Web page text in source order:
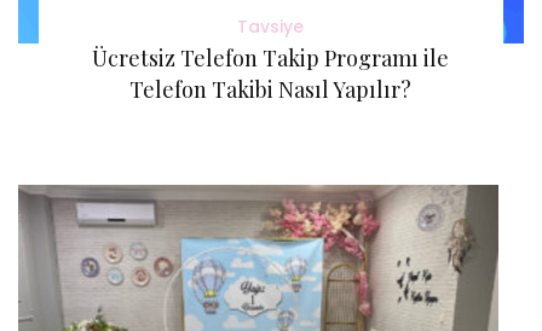
Tavsiye
Ücretsiz Telefon Takip Programı ile
Telefon Takibi Nasıl Yapılır?